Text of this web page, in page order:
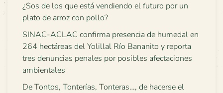
¿Sos de los que está vendiendo el futuro por un
plato de arroz con pollo?
SINAC-ACLAC confirma presencia de humedal en
264 hectáreas del Yolillal Río Bananito y reporta
tres denuncias penales por posibles afectaciones
ambientales
De Tontos, Tonterías, Tonteras…, de hacerse el